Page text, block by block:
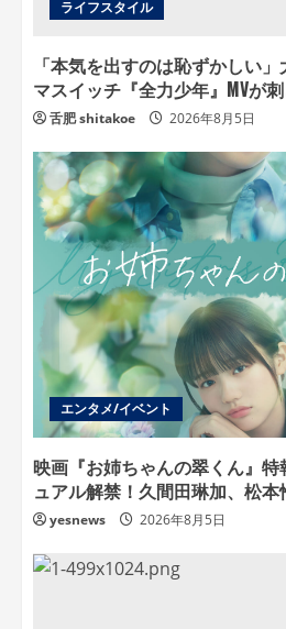
ライフスタイル
「本気を出すのは恥ずかしい
マスイッチ『全力少年』MVが
舌肥 shitakoe 2026年8月5日
エンタメ/イベント
映画『お姉ちゃんの翠くん』
ュアル解禁！久間田琳加、松
yesnews 2026年8月5日